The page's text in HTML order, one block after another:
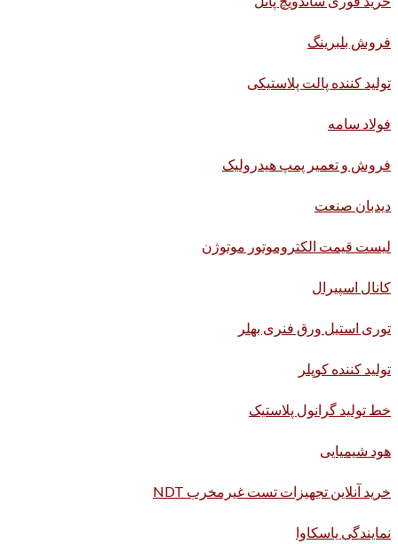
فروش بلبرینگ
تولید کننده پالت پلاستیکی
فولاد سامه
فروش و تعمیر پمپ هیدرولیک
دیدبان صنعت
لیست قیمت الکتروموتور موتوژن
کانال اسپیرال
توری استیل ورق فنری بهلر
تولید کننده کوپلر
خط تولید گرانول پلاستیک
هود شیمیایی
خرید آنلاین تجهیزات تست غیرمخرب NDT
نمایندگی یاسکاوا